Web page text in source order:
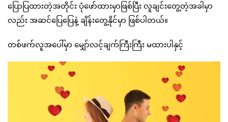
ပြောပြထားတဲ့အတိုင်း ပုံဖော်ထားမှာဖြစ်ပြီး လူချင်းတွေ့တဲ့အခါမှာ
လည်း အဆင်ပြေပြေနဲ့ ချိန်းတွေ့နိုင်မှာ ဖြစ်ပါတယ်။
တစ်ဖက်လူအပေါ်မှာ မျှော်လင့်ချက်ကြီးကြီး မထားပါနှင့်